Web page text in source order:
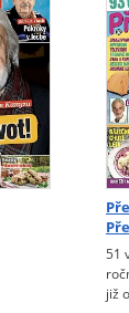
51
již